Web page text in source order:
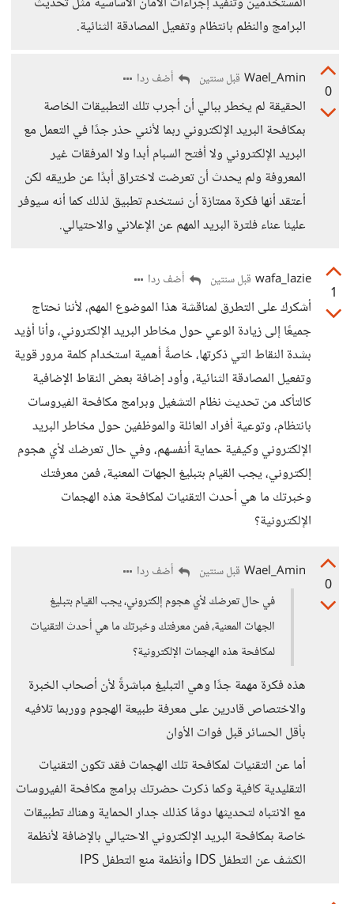
البرامج والنظم بانتظام وتفعيل المصادقة الثنائية.
0
Wael_Amin قبل سنتين أضف ردا
الحقيقة لم يخطر ببالي أن أجرب تلك التطبيقات الخاصة
بمكافحة البريد الإلكتروني ربما لأنني حذر جدًا في التعمل مع
البريد الإلكتروني ولا أفتح السبام أبدا ولا المرفقات غير
المعروفة ولم يحدث أن تعرضت لاختراق أبدًا عن طريقه لكن
أعتقد أنها فكرة ممتازة أن نستخدم تطبيق لذلك كما أنه سيوفر
علينا عناء فلترة البريد المهم عن الإعلاني والاحتيالي.
1
wafa_lazie قبل سنتين أضف ردا
أشكرك على التطرق لمناقشة هذا الموضوع المهم، لأننا نحتاج
جميعًا إلى زيادة الوعي حول مخاطر البريد الإلكتروني، وأنا أؤيد
بشدة النقاط التي ذكرتها، خاصةً أهمية استخدام كلمة مرور قوية
وتفعيل المصادقة الثنائية، وأود إضافة بعض النقاط الإضافية
كالتأكد من تحديث نظام التشغيل وبرامج مكافحة الفيروسات
بانتظام، وتوعية أفراد العائلة والموظفين حول مخاطر البريد
الإلكتروني وكيفية حماية أنفسهم، وفي حال تعرضك لأي هجوم
إلكتروني، يجب القيام بتبليغ الجهات المعنية، فمن معرفتك
وخبرتك ما هي أحدث التقنيات لمكافحة هذه الهجمات
الإلكترونية؟
0
Wael_Amin قبل سنتين
أضف ردا
في حال تعرضك لأي هجوم إلكتروني، يجب القيام بتبليغ
الجهات المعنية، فمن معرفتك وخبرتك ما هي أحدث التقنيات
لمكافحة هذه الهجمات الإلكترونية؟
هذه فكرة مهمة جدًا وهي التبليغ مباشرةً لأن أصحاب الخبرة
والاختصاص قادرين على معرفة طبيعة الهجوم ووربما تلافيه
بأقل الحسائر قبل فوات الأوان
أما عن التقنيات لمكافحة تلك الهجمات فقد تكون التقنيات
التقليدية كافية وكما ذكرت حضرتك برامج مكافحة الفيروسات
مع الانتباه لتحديثها دومًا كذلك جدار الحماية وهناك تطبيقات
خاصة بمكافحة البريد الإلكتروني الاحتيالي بالإضافة لأنظمة
الكشف عن التطفل IDS وأنظمة منع التطفل IPS